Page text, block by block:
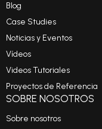
Blog
Case Studies
Noticias y Eventos
Vídeos
Videos Tutoriales
Proyectos de Referencia
SOBRE NOSOTROS
Sobre nosotros